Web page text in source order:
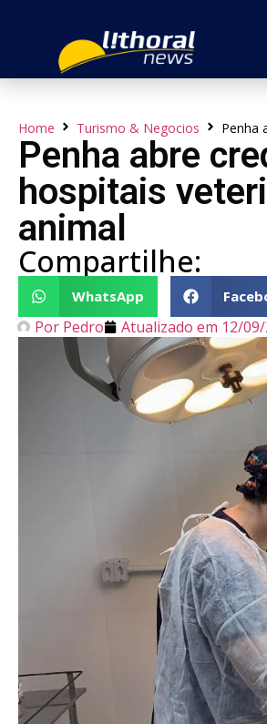
Home Turismo & Negocios Penha
Penha abre
hospitais
animal
Compartilhe:
WhatsApp
Por Pedro Atualizado em 12/